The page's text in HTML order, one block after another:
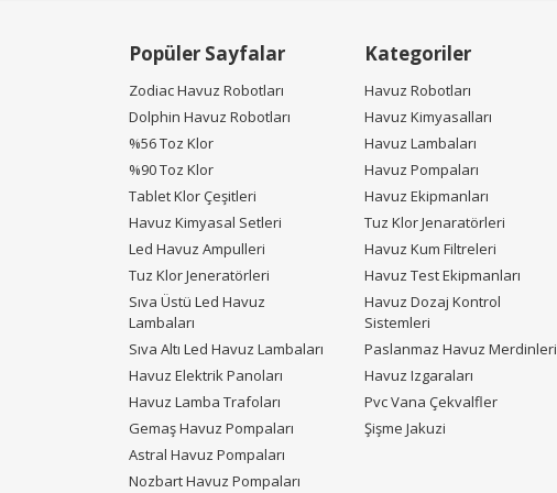
Popüler Sayfalar
Zodiac Havuz Robotları
Dolphin Havuz Robotları
%56 Toz Klor
%90 Toz Klor
Tablet Klor Çeşitleri
Havuz Kimyasal Setleri
Led Havuz Ampulleri
Tuz Klor Jeneratörleri
Sıva Üstü Led Havuz
Lambaları
Sıva Altı Led Havuz Lambaları
Havuz Elektrik Panoları
Havuz Lamba Trafoları
Gemaş Havuz Pompaları
Astral Havuz Pompaları
Nozbart Havuz Pompaları
Kategoriler
Havuz Robotları
Havuz Kimyasalları
Havuz Lambaları
Havuz Pompaları
Havuz Ekipmanları
Tuz Klor Jenaratörleri
Havuz Kum Filtreleri
Havuz Test Ekipmanları
Havuz Dozaj Kontrol
Sistemleri
Paslanmaz Havuz Merdinleri
Havuz Izgaraları
Pvc Vana Çekvalfler
Şişme Jakuzi